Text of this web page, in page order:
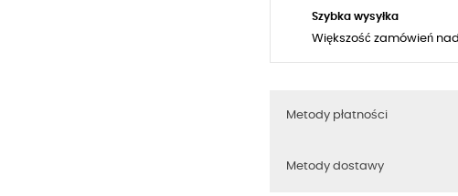
Szybka wysyłka
Większość zamówień
Metody płatności
Metody dostawy